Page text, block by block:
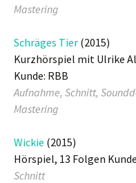
Mastering
Schräges Tier (2015)
Kurzhörspiel mit Ulrike
Kunde: RBB
Aufnahme, Schnitt,
Mastering
Wickie (2015)
Hörspiel, 13 Folgen
Schnitt